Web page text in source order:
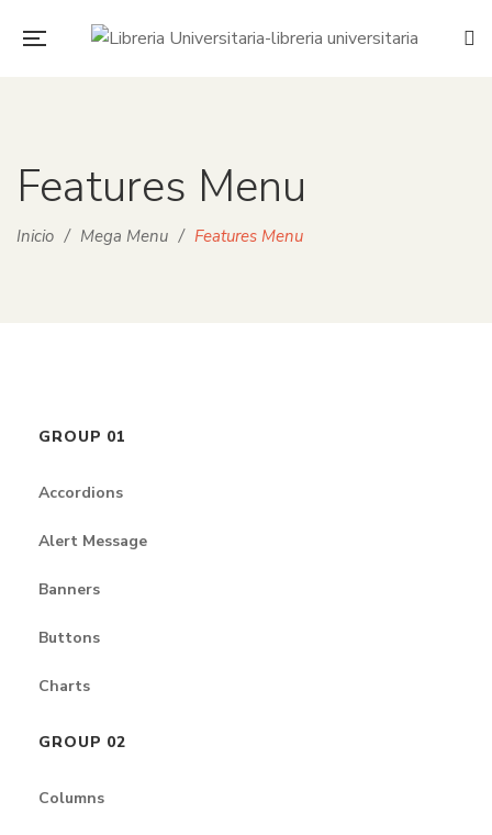
Features Menu
Inicio / Mega Menu / Features Menu
GROUP 01
Accordions
Alert Message
Banners
Buttons
Charts
GROUP 02
Columns